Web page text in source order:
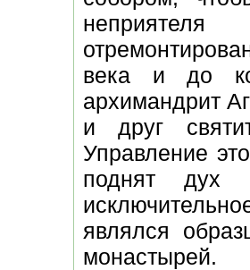
века и до
архимандрит
и друг
Управление
поднят дух
являлся
монастырей.